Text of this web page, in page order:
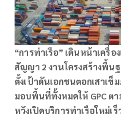
“การท่าเรือ” เดินหน้าเครื่
สัญญา 2 งานโครงสร้างพื้น
ตั้งเป้าดันเอกชนตอกเสาเข็
มอบพื้นที่ทั้งหมดให้ GPC ต
หวังเปิดบริการท่าเรือใหม่เ